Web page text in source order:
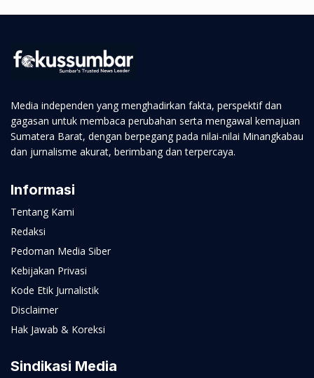
Media independen yang menghadirkan fakta, perspektif dan
gagasan untuk membaca perubahan serta mengawal kemajuan
Sumatera Barat, dengan berpegang pada nilai-nilai Minangkabau
dan jurnalisme akurat, berimbang dan terpercaya.
Informasi
Tentang Kami
Redaksi
Pedoman Media Siber
Kebijakan Privasi
Kode Etik Jurnalistik
Disclaimer
Hak Jawab & Koreksi
Sindikasi Media